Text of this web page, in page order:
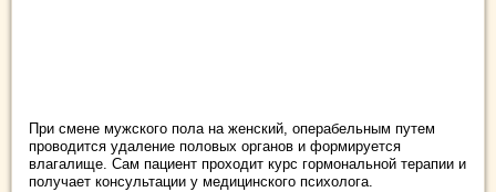
При смене мужского пола на женский, операбельным путем
проводится удаление половых органов и формируется
влагалище. Сам пациент проходит курс гормональной терапии и
получает консультации у медицинского психолога.